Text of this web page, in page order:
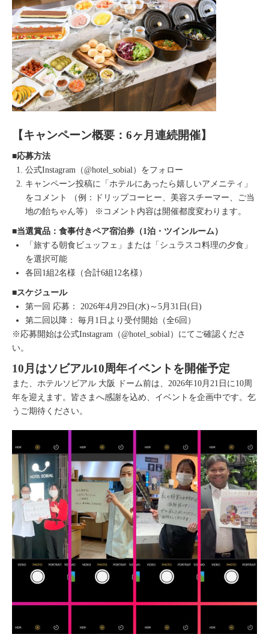
【キャンペーン概要：6ヶ月連続開催】
■応募方法
公式Instagram（@hotel_sobial）をフォロー
キャンペーン投稿に「ホテルにあったら嬉しいアメニティ」
をコメント （例：ドリップコーヒー、美容スチーマー、ご当
地の飴ちゃん等） ※コメント内容は開催都度変わります。
■当選賞品：食事付きペア宿泊券（1泊・ツインルーム）
「旅する朝食ビュッフェ」または「シュラスコ料理の夕食」
を選択可能
各回1組2名様（合計6組12名様）
■スケジュール
第一回 応募： 2026年4月29日(水)～5月31日(日)
第二回以降： 毎月1日より受付開始（全6回）
※応募開始は公式Instagram（@hotel_sobial）にてご確認くださ
い。
10月はソビアル10周年イベントを開催予定
また、ホテルソビアル 大阪 ドーム前は、2026年10月21日に10周
年を迎えます。皆さまへ感謝を込め、イベントを企画中です。乞
うご期待ください。